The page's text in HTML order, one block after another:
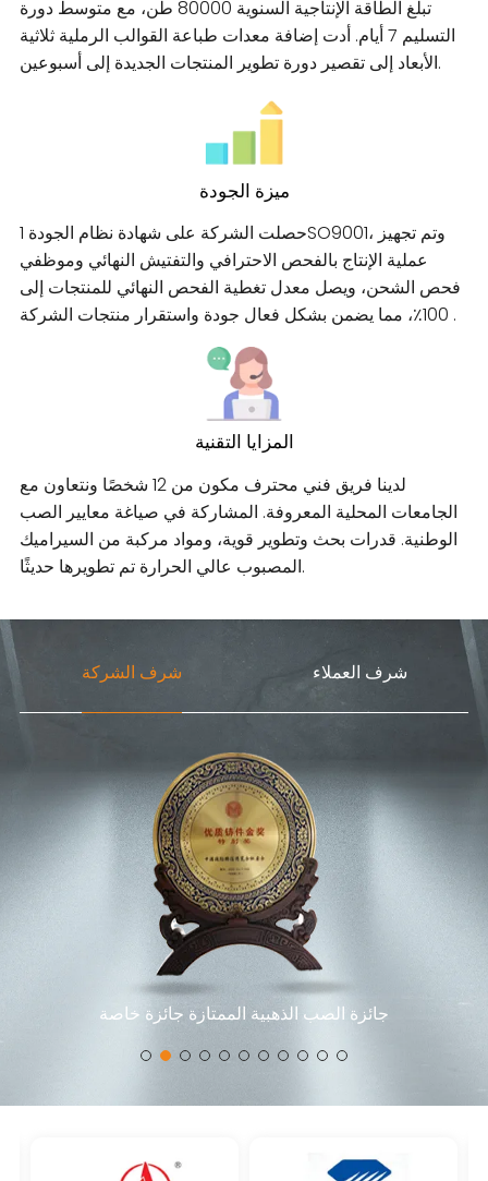
تبلغ الطاقة الإنتاجية السنوية 80000 طن، مع متوسط ​​دورة
التسليم 7 أيام. أدت إضافة معدات طباعة القوالب الرملية ثلاثية
الأبعاد إلى تقصير دورة تطوير المنتجات الجديدة إلى أسبوعين.
ميزة الجودة
حصلت الشركة على شهادة نظام الجودة 1SO9001، وتم تجهيز
عملية الإنتاج بالفحص الاحترافي والتفتيش النهائي وموظفي
فحص الشحن، ويصل معدل تغطية الفحص النهائي للمنتجات إلى
100٪، مما يضمن بشكل فعال جودة واستقرار منتجات الشركة .
المزايا التقنية
لدينا فريق فني محترف مكون من 12 شخصًا ونتعاون مع
الجامعات المحلية المعروفة. المشاركة في صياغة معايير الصب
الوطنية. قدرات بحث وتطوير قوية، ومواد مركبة من السيراميك
المصبوب عالي الحرارة تم تطويرها حديثًا.
شرف الشركة شرف العملاء
المتخصصة الجديدة "العملاق الصغير"